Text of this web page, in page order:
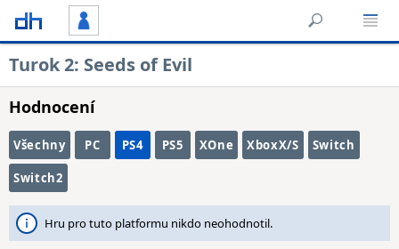
Turok 2: Seeds of Evil
Hodnocení
Všechny PC PS4 PS5 XOne XboxX/S Switch
Switch2
Hru pro tuto platformu nikdo neohodnotil.